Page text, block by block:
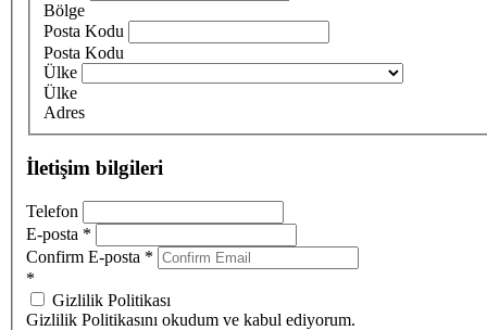
Bölge
Posta Kodu
Posta Kodu
Ülke
Ülke
Adres
İletişim bilgileri
Telefon
E-posta *
Confirm E-posta *
*
Gizlilik Politikası
Gizlilik Politikasını okudum ve kabul ediyorum.